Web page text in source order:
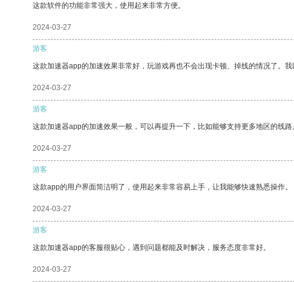
这款软件的功能非常强大，使用起来非常方便。
2024-03-27
游客
这款加速器app的加速效果非常好，玩游戏再也不会出现卡顿、掉线的情况了。
2024-03-27
游客
这款加速器app的加速效果一般，可以再提升一下，比如能够支持更多地区的线路
2024-03-27
游客
这款app的用户界面简洁明了，使用起来非常容易上手，让我能够快速熟悉操作。
2024-03-27
游客
这款加速器app的客服很贴心，遇到问题都能及时解决，服务态度非常好。
2024-03-27